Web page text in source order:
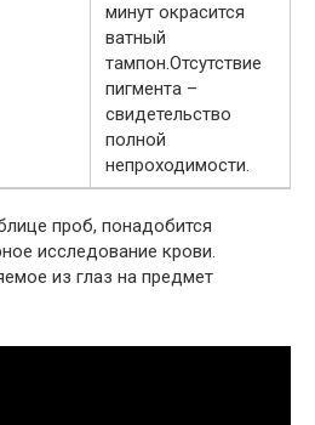
минут окрасится
ватный
тампон.Отсутствие
пигмента –
свидетельство
полной
непроходимости.
проб, понадобится
исследование крови.
из глаз на предмет